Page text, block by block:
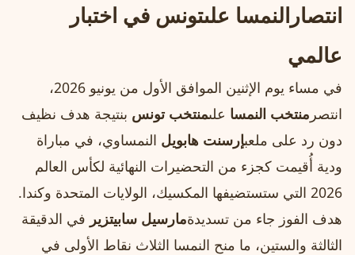
انتصار النمسا علىتونس في اختبار
عالمي
في مساء يوم الإثنين الموافق الأول من يونيو 2026،
انتصر منتخب النمسا علىمنتخب تونس بنتيجة هدف نظيف
دون رد على ملعبإرسنت هابويل النمساوي، في مباراة
ودية أُقيمت كجزء من التحضيرات النهائية لكأس العالم
2026 التي ستستضيفها المكسيك، الولايات المتحدة وكندا.
هدف الفوز جاء من تسديدةمارسيل سابيتزير في الدقيقة
الثالثة والستين، ما منح النمسا الثلاث نقاط الأولى في